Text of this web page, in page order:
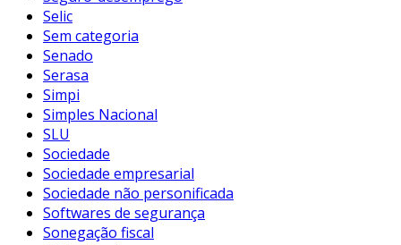
Selic
Sem categoria
Senado
Serasa
Simpi
Simples Nacional
SLU
Sociedade
Sociedade empresarial
Sociedade não personificada
Softwares de segurança
Sonegação fiscal